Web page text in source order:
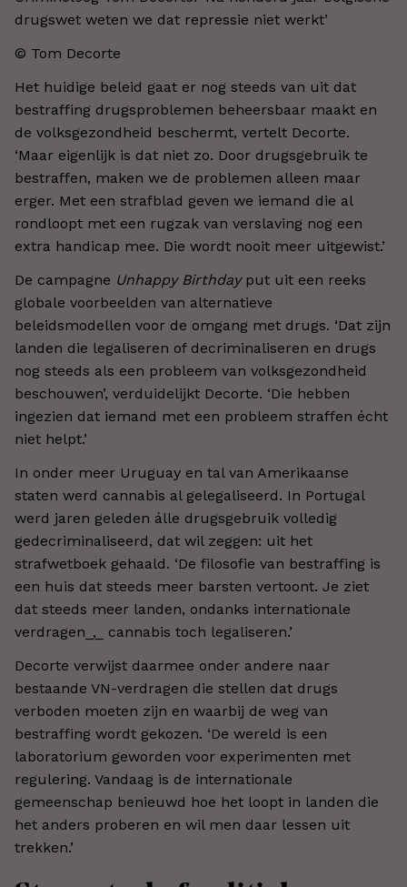
drugswet weten we dat repressie niet werkt’
© Tom Decorte
Het huidige beleid gaat er nog steeds van uit dat
bestraffing drugsproblemen beheersbaar maakt en
de volksgezondheid beschermt, vertelt Decorte.
‘Maar eigenlijk is dat niet zo. Door drugsgebruik te
bestraffen, maken we de problemen alleen maar
erger. Met een strafblad geven we iemand die al
rondloopt met een rugzak van verslaving nog een
extra handicap mee. Die wordt nooit meer uitgewist.’
De campagne Unhappy Birthdayput uit een reeks
globale voorbeelden van alternatieve
beleidsmodellen voor de omgang met drugs. ‘Dat zijn
landen die legaliseren of decriminaliseren en drugs
nog steeds als een probleem van volksgezondheid
beschouwen’, verduidelijkt Decorte. ‘Die hebben
ingezien dat iemand met een probleem straffen écht
niet helpt.’
In onder meer Uruguay en tal van Amerikaanse
staten werd cannabis al gelegaliseerd. In Portugal
werd jaren geleden álle drugsgebruik volledig
gedecriminaliseerd, dat wil zeggen: uit het
strafwetboek gehaald. ‘De filosofie van bestraffing is
een huis dat steeds meer barsten vertoont. Je ziet
dat steeds meer landen, ondanks internationale
verdragen_,_ cannabis toch legaliseren.’
Decorte verwijst daarmee onder andere naar
bestaande VN-verdragen die stellen dat drugs
verboden moeten zijn en waarbij de weg van
bestraffing wordt gekozen. ‘De wereld is een
laboratorium geworden voor experimenten met
regulering. Vandaag is de internationale
gemeenschap benieuwd hoe het loopt in landen die
het anders proberen en wil men daar lessen uit
trekken.’